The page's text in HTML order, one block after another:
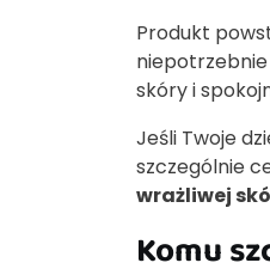
Produkt
skóry i
Jeśli Twoje
szczególnie
wrażliwej
Komu